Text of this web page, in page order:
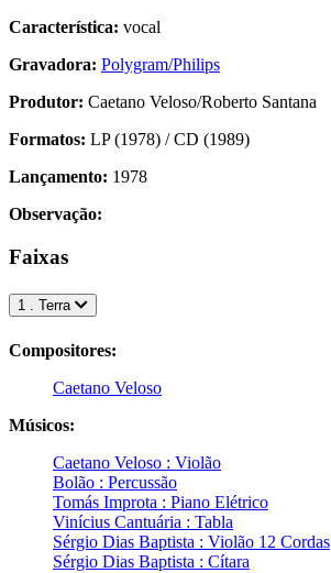
Característica: vocal
Gravadora: Polygram/Philips
Produtor: Caetano Veloso/Roberto Santana
Formatos: LP (1978) / CD (1989)
Lançamento: 1978
Observação:
Faixas
1 . Terra
Compositores:
Caetano Veloso
Músicos:
Caetano Veloso : Violão
Bolão : Percussão
Tomás Improta : Piano Elétrico
Vinícius Cantuária : Tabla
Sérgio Dias Baptista : Violão 12 Cordas
Sérgio Dias Baptista : Cítara